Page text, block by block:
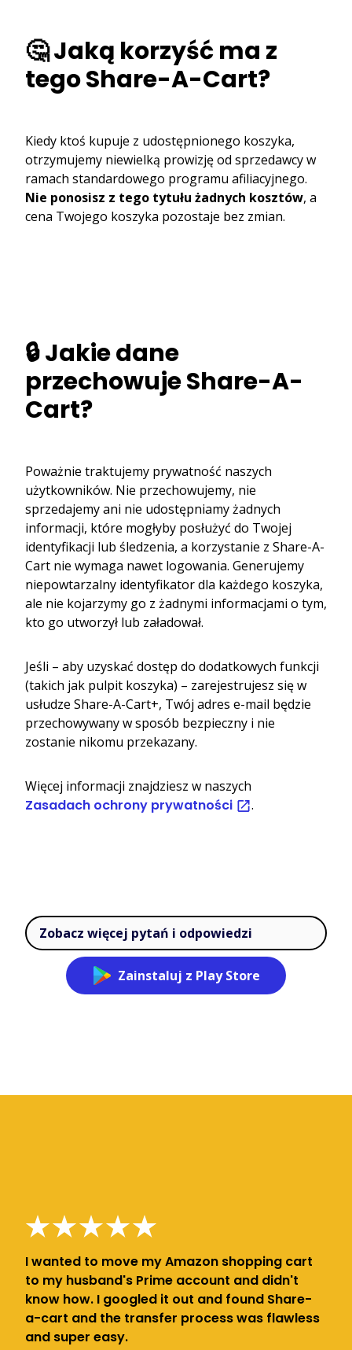
🤔 Jaką korzyść ma z
tego Share-A-Cart?
Kiedy ktoś kupuje z udostępnionego koszyka,
otrzymujemy niewielką prowizję od sprzedawcy w
ramach standardowego programu afiliacyjnego.
Nie ponosisz z tego tytułu żadnych kosztów, a
cena Twojego koszyka pozostaje bez zmian.
🔒 Jakie dane
przechowuje Share-A-
Cart?
Poważnie traktujemy prywatność naszych
użytkowników. Nie przechowujemy, nie
sprzedajemy ani nie udostępniamy żadnych
informacji, które mogłyby posłużyć do Twojej
identyfikacji lub śledzenia, a korzystanie z Share-A-
Cart nie wymaga nawet logowania. Generujemy
niepowtarzalny identyfikator dla każdego koszyka,
ale nie kojarzymy go z żadnymi informacjami o tym,
kto go utworzył lub załadował.
Jeśli – aby uzyskać dostęp do dodatkowych funkcji
(takich jak pulpit koszyka) – zarejestrujesz się w
usłudze Share-A-Cart+, Twój adres e-mail będzie
przechowywany w sposób bezpieczny i nie
zostanie nikomu przekazany.
Więcej informacji znajdziesz w naszych
Zasadach ochrony prywatności .
Zobacz więcej pytań i odpowiedzi
Zainstaluj z Play Store
I wanted to move my Amazon shopping cart
to my husband's Prime account and didn't
know how. I googled it out and found Share-
a-cart and the transfer process was flawless
and super easy.